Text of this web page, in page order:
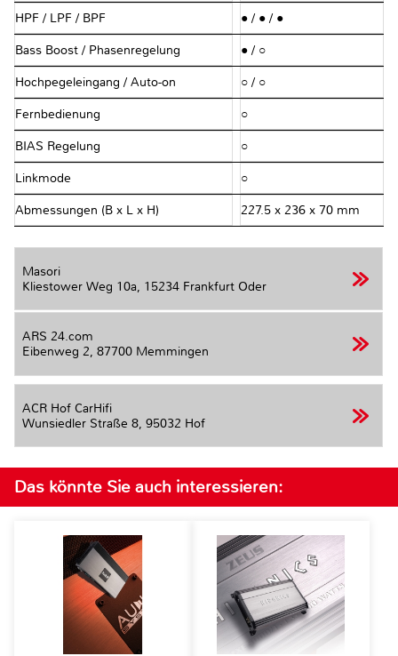
HPF / LPF / BPF ● / ● / ●
Bass Boost / Phasenregelung ● / ○
Hochpegeleingang / Auto-on ○ / ○
Fernbedienung ○
BIAS Regelung ○
Linkmode ○
Abmessungen (B x L x H) 227.5 x 236 x 70 mm
Masori
Kliestower Weg 10a, 15234 Frankfurt Oder
ARS 24.com
Eibenweg 2, 87700 Memmingen
ACR Hof CarHifi
Wunsiedler Straße 8, 95032 Hof
Das könnte Sie auch interessieren: